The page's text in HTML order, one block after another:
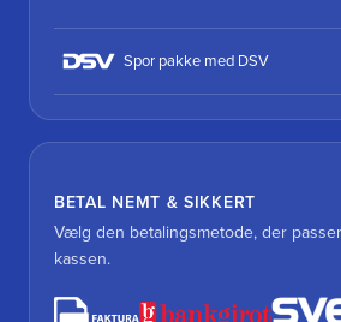
Spor pakke med DSV
BETAL NEMT & SIKKERT
Vælg den betalingsmetode, der
kassen.